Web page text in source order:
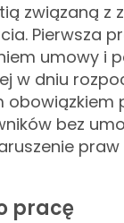
związaną
Pierwsza
umowy i
w dniu
bez
pracę